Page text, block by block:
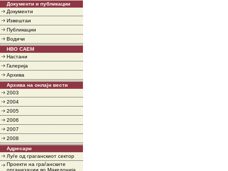
Документи и публикации
Документи
Извештаи
Публикации
Водичи
НВО САЕМ
Настани
Галерија
Архива
Архива на онлајн вести
2003
2004
2005
2006
2007
2008
Адресари
Луѓе од граганскиот сектор
Проекти на граѓанските
организации во Македонија